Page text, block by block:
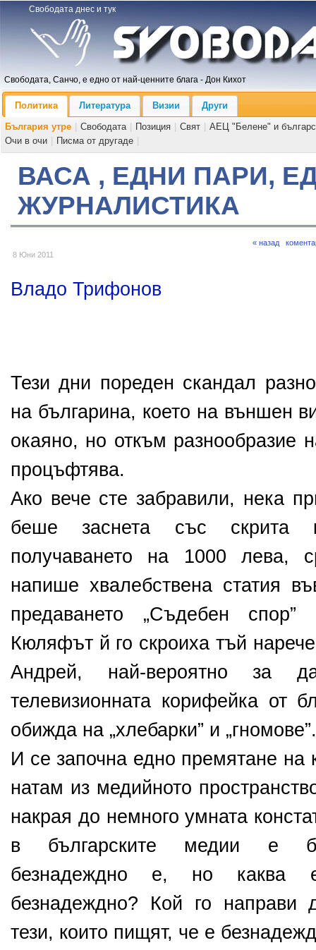
Свободата днес и тук
Свободата, Санчо, е едно от най-ценните блага - Дон Кихот
Политика Литература Визии
Други
България утре
Свободата Позиция Свят
АЕЦ "Белене" и
Очи в очи
Писма от другаде
ВАСА , ЕДНИ ПАРИ,
ЖУРНАЛИСТИКА
8 Юни 2011
« назад
Владо Трифонов
Тези дни пореден скандал
на българина, което на външен
окаяно, но откъм разнообразие
процъфтява.
Ако вече сте забравили, нека
беше заснета със скрита
получаването на 1000 лева,
напише хвалебствена статия
предаването „Съдебен
Кюляфът й го скроиха тъй
Андрей, най-вероятно за
телевизионната корифейка от
обижда на „хлебарки” и „гномове”.
И се започна едно премятане
натам из медийното
накрая до немного умната
в българските медии е
безнадеждно е, но каква
безнадеждно? Кой го
тези, които пищят, че е